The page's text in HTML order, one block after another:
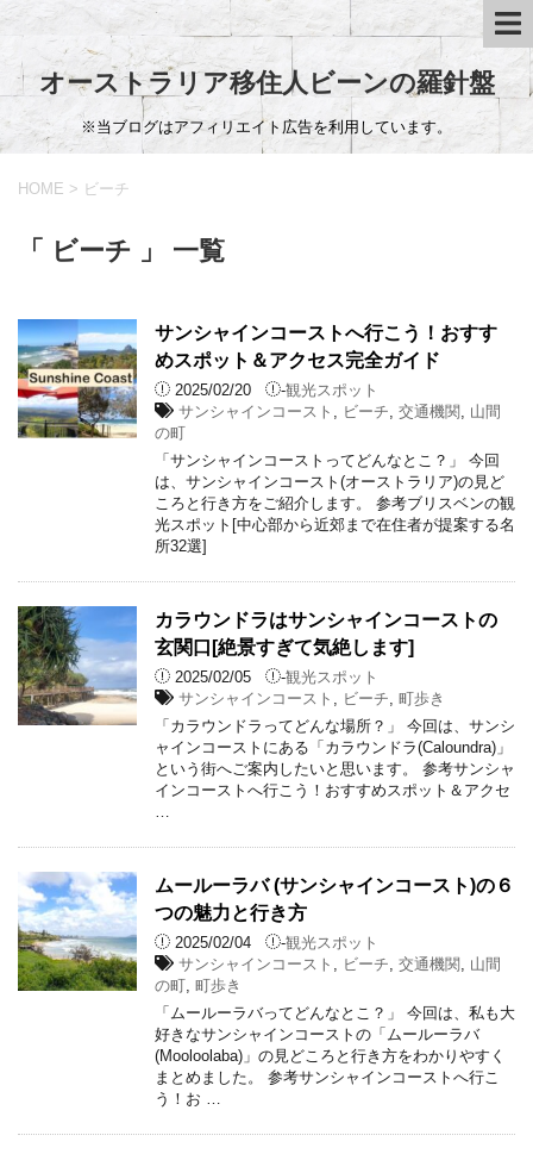
オーストラリア移住人ビーンの羅針盤
※当ブログはアフィリエイト広告を利用しています。
HOME > ビーチ
「 ビーチ 」 一覧
サンシャインコーストへ行こう！おすす
めスポット＆アクセス完全ガイド
2025/02/20 -観光スポット
サンシャインコースト
ビーチ ,交通機関
山間
の町
「サンシャインコーストってどんなとこ？」 今回
は、サンシャインコースト(オーストラリア)の見ど
ころと行き方をご紹介します。 参考ブリスベンの観
光スポット[中心部から近郊まで在住者が提案する名
所32選]
カラウンドラはサンシャインコーストの
玄関口[絶景すぎて気絶します]
2025/02/05 -観光スポット
サンシャインコースト
ビーチ ,町歩き
「カラウンドラってどんな場所？」 今回は、サンシ
ャインコーストにある「カラウンドラ(Caloundra)」
という街へご案内したいと思います。 参考サンシャ
インコーストへ行こう！おすすめスポット＆アクセ
ムールーラバ (サンシャインコースト)の６
つの魅力と行き方
2025/02/04 -観光スポット
サンシャインコースト
ビーチ ,交通機関
山間
の町 町歩き
「ムールーラバってどんなとこ？」 今回は、私も大
好きなサンシャインコーストの「ムールーラバ
(Mooloolaba)」の見どころと行き方をわかりやすく
まとめました。 参考サンシャインコーストへ行こ
う！お …